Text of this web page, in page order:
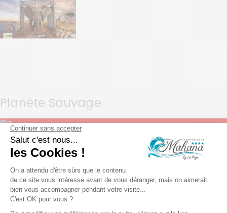
Planète Sauvage
Parcs à thème
Le safari parc à 15mn de Nantes
À 54 km du camping